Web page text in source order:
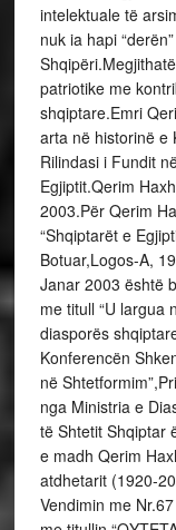
intelektuale të
nuk ia hapi
patriotike me
shqiptare.Emri
arta në historinë e
Rilindasi i Fundit
Egjiptit.Qerim
2003.Për Qerim
“Shqiptarët e
Botuar,Logos-A,
Janar 2003 është
me titull “U largua
diasporës
Konferencën
në
nga Ministria e
të Shtetit Shqiptar
e madh Qerim
atdhetarit (1920-
Vendimin me